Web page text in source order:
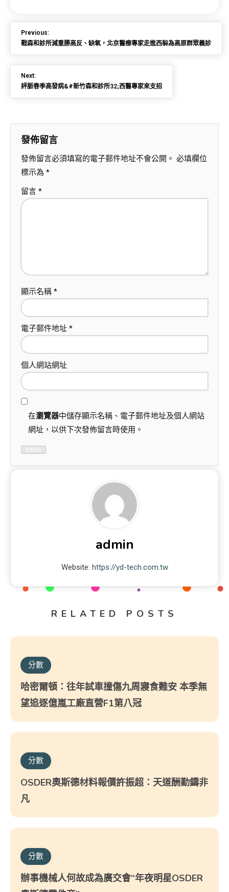
Previous:
戰森和診所減重勝高反、缺氧，北京醫療專家走進西躲為高原群眾義診
Next:
評脈春季高發病&#新竹森和診所32;西醫專家來支招
發佈留言
發佈留言必須填寫的電子郵件地址不會公開。 必填欄位
標示為 *
留言 *
顯示名稱 *
電子郵件地址 *
個人網站網址
在瀏覽器中儲存顯示名稱、電子郵件地址及個人網站
網址，以供下次發佈留言時使用。
admin
Website: https://yd-tech.com.tw
RELATED POSTS
分數
哈密爾頓：往年試車撞傷九周寢食難安 本季無
望追逐億嵐工廠直營F1第八冠
分數
OSDER奧斯德材料報價許振超：天道酬勤鑄非
凡
分數
辦事機械人何故成為廣交會“年夜明星OSDER